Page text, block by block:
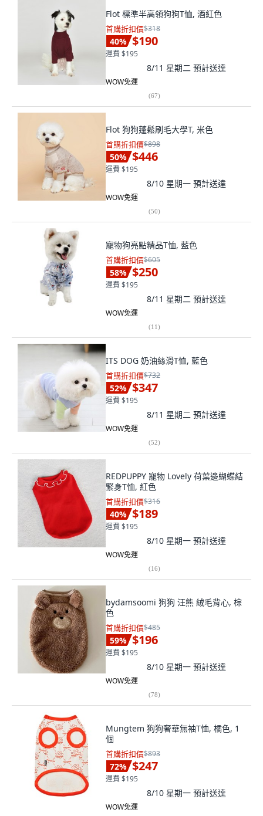
Flot 標準半高領狗狗T恤, 酒紅色
首購折扣價$318
40% $190
運費 $195
8/11 星期二 預計送達
WOW免運
(67)
Flot 狗狗蓬鬆刷毛大學T, 米色
首購折扣價$898
50% $446
運費 $195
8/10 星期一 預計送達
WOW免運
(50)
寵物狗亮點精品T恤, 藍色
首購折扣價$605
58% $250
運費 $195
8/11 星期二 預計送達
WOW免運
(11)
ITS DOG 奶油絲滑T恤, 藍色
首購折扣價$732
52% $347
運費 $195
8/11 星期二 預計送達
WOW免運
(52)
REDPUPPY 寵物 Lovely 荷葉邊蝴蝶結
緊身T恤, 紅色
首購折扣價$316
40% $189
運費 $195
8/10 星期一 預計送達
WOW免運
(16)
bydamsoomi 狗狗 汪熊 絨毛背心, 棕
色
首購折扣價$485
59% $196
運費 $195
8/10 星期一 預計送達
WOW免運
(78)
Mungtem 狗狗奢華無袖T恤, 橘色, 1
個
首購折扣價$893
72% $247
運費 $195
8/10 星期一 預計送達
WOW免運